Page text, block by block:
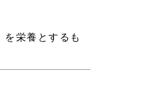
栄養とするも